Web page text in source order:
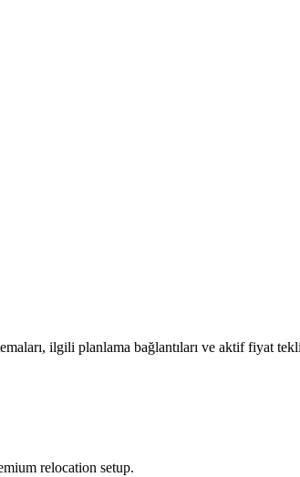
ilgili planlama bağlantıları ve aktif fiyat
relocation setup.